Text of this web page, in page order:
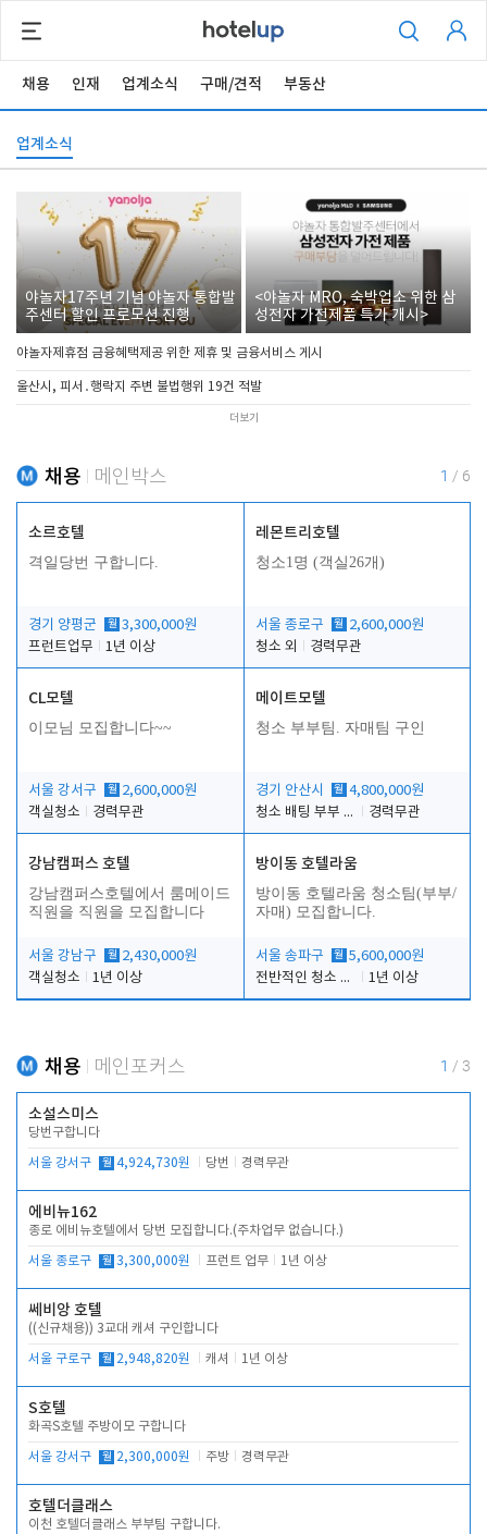
채용 인재 업계소식 구매/견적 부동산
업계소식
야놀자17주년 기념 야놀자 통합발
주센터 할인 프로모션 진행
<야놀자 MRO, 숙박업소 위한 삼
성전자 가전제품 특가 개시>
야놀자제휴점 금융혜택제공 위한 제휴 및 금융서비스 게시
울산시, 피서․행락지 주변 불법행위 19건 적발
더보기
채용 메인박스 1 / 6
소르호텔
격일당번 구합니다.
경기 양평군 월 3,300,000원
프런트업무
1년 이상
레몬트리호텔
청소1명 (객실26개)
서울 종로구 월 2,600,000원
청소 외
경력무관
CL모텔
이모님 모집합니다~~
서울 강서구 월 2,600,000원
객실청소
경력무관
메이트모텔
청소 부부팀. 자매팀 구인
경기 안산시 월 4,800,000원
청소 배팅 부부 구합니다
경력무관
강남캠퍼스 호텔
강남캠퍼스호텔에서 룸메이드
직원을 직원을 모집합니다
서울 강남구 월 2,430,000원
객실청소
1년 이상
방이동 호텔라움
방이동 호텔라움 청소팀(부부/
자매) 모집합니다.
서울 송파구 월 5,600,000원
전반적인 청소 업무(객실청소.객실정리)
1년 이상
채용 메인포커스 1 / 3
소설스미스
당번구합니다
서울 강서구 월 4,924,730원 당번 경력무관
에비뉴162
종로 에비뉴호텔에서 당번 모집합니다.(주차업무 없습니다.)
서울 종로구 월 3,300,000원 프런트 업무 1년 이상
쎄비앙 호텔
((신규채용)) 3교대 캐셔 구인합니다
서울 구로구 월 2,948,820원 캐셔 1년 이상
S호텔
화곡S호텔 주방이모 구합니다
서울 강서구 월 2,300,000원 주방 경력무관
호텔더클래스
이천 호텔더클래스 부부팀 구합니다.